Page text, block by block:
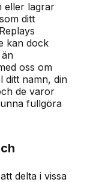
eller lagrar
ditt
kan dock
oss om
ditt namn, din
de varor
fullgöra
delta i vissa